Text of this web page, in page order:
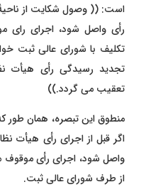
است: (( وصول شکایت از
رأی واصل شود، اجرای
تکلیف با شورای عالی ثبت
تجدید رسیدگی رأی هیأت
تعقیب می ‌گردد.))
منطوق این تبصره، همان‌ طور
اگر قبل از اجرای رأی هیأت
واصل شود، اجرای رأی موقوف
از طرف شورای عالی ثبت.